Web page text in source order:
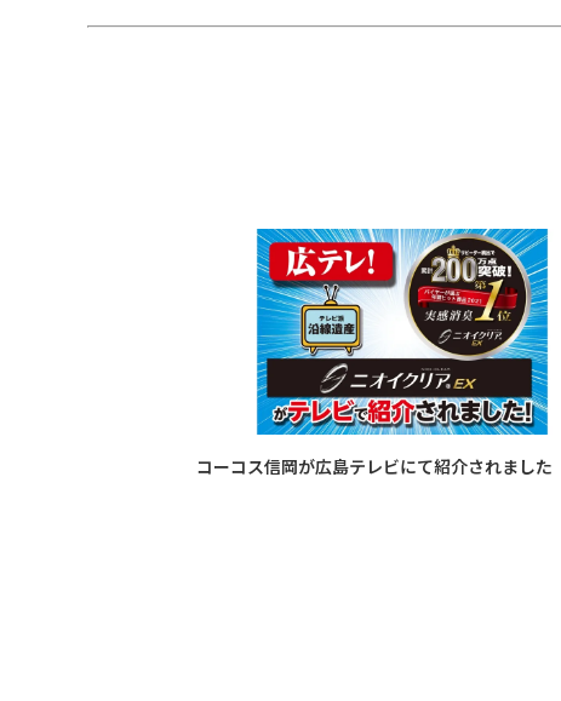
コーコス信岡が広島テレビにて紹介されました